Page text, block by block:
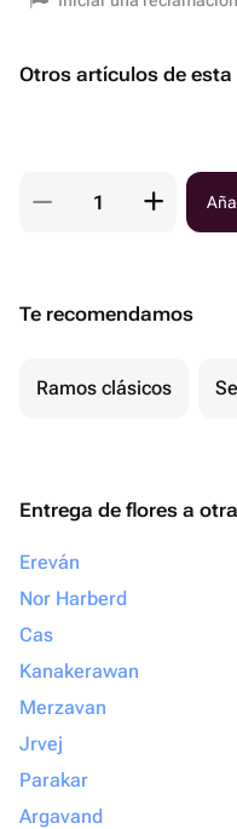
Otros artículos de esta
Te recomendamos
Ramos clásicos
Entrega de flores a
Ereván
Nor Harberd
Cas
Kanakerawan
Merzavan
Jrvej
Parakar
Argavand